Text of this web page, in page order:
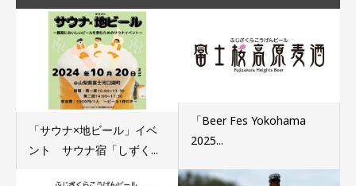
「サウナ×地ビール」イベ
ント サウナ宿「しずく...
「Beer Fes Yokohama
2025...